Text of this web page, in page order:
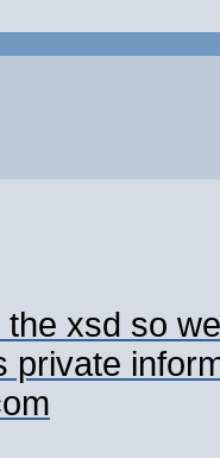
xsd so
private